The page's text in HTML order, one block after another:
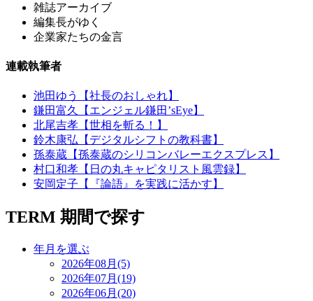
雑誌アーカイブ
編集長がゆく
企業家たちの金言
連載執筆者
池田ゆう【社長のおしゃれ】
鎌田富久【エンジェル鎌田’sEye】
北尾吉孝【世相を斬る！】
鈴木康弘【デジタルシフトの教科書】
孫泰蔵【孫泰蔵のシリコンバレーエクスプレス】
村口和孝【日の丸キャピタリスト風雲録】
安岡定子【『論語』を実践に活かす】
TERM 期間で探す
年月を選ぶ
2026年08月(5)
2026年07月(19)
2026年06月(20)